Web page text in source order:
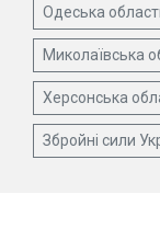
Одеська
Миколаївська
Херсонська
Збройні сили